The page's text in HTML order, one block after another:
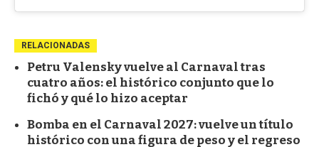
RELACIONADAS
Petru Valensky vuelve al Carnaval tras
cuatro años: el histórico conjunto que lo
fichó y qué lo hizo aceptar
Bomba en el Carnaval 2027: vuelve un título
histórico con una figura de peso y el regreso